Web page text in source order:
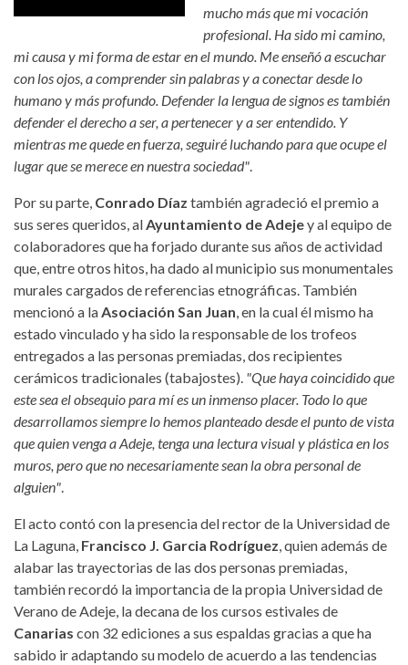
mucho más que mi vocación
profesional. Ha sido mi camino,
mi causa y mi forma de estar en el mundo. Me enseñó a escuchar
con los ojos, a comprender sin palabras y a conectar desde lo
humano y más profundo. Defender la lengua de signos es también
defender el derecho a ser, a pertenecer y a ser entendido. Y
mientras me quede en fuerza, seguiré luchando para que ocupe el
lugar que se merece en nuestra sociedad".
Por su parte, Conrado Díaz también agradeció el premio a
sus seres queridos, alAyuntamiento de Adejey al equipo de
colaboradores que ha forjado durante sus años de actividad
que, entre otros hitos, ha dado al municipio sus monumentales
murales cargados de referencias etnográficas. También
mencionó a laAsociación San Juan, en la cual él mismo ha
estado vinculado y ha sido la responsable de los trofeos
entregados a las personas premiadas, dos recipientes
cerámicos tradicionales (tabajostes). "Que haya coincidido que
este sea el obsequio para mí es un inmenso placer. Todo lo que
desarrollamos siempre lo hemos planteado desde el punto de vista
que quien venga a Adeje, tenga una lectura visual y plástica en los
muros, pero que no necesariamente sean la obra personal de
alguien".
El acto contó con la presencia del rector de la Universidad de
La Laguna, Francisco J. Garcia Rodríguez, quien además de
alabar las trayectorias de las dos personas premiadas,
también recordó la importancia de la propia Universidad de
Verano de Adeje, la decana de los cursos estivales de
Canarias con 32 ediciones a sus espaldas gracias a que ha
sabido ir adaptando su modelo de acuerdo a las tendencias